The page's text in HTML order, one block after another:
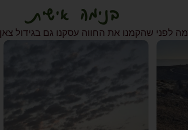
בנימה אישית
לפני שהקמנו את החווה עסקנו גם בגידול צאן